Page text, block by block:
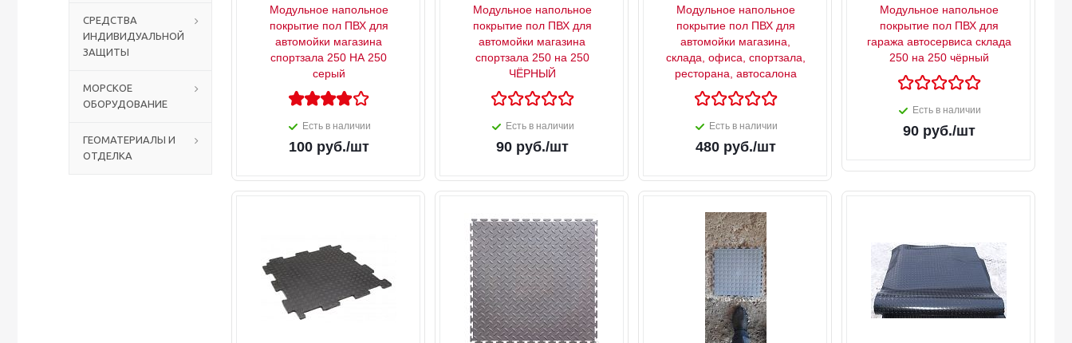
СРЕДСТВА
ИНДИВИДУАЛЬНОЙ
ЗАЩИТЫ
МОРСКОЕ
ОБОРУДОВАНИЕ
ГЕОМАТЕРИАЛЫ И
ОТДЕЛКА
Модульное напольное
покрытие пол ПВХ для
автомойки магазина
спортзала 250 НА 250
серый
Есть в наличии
100руб./шт
Модульное напольное
покрытие пол ПВХ для
автомойки магазина
спортзала 250 на 250
ЧЁРНЫЙ
Есть в наличии
90руб./шт
Модульное напольное
покрытие пол ПВХ для
автомойки магазина,
склада, офиса, спортзала,
ресторана, автосалона
Есть в наличии
480руб./шт
Модульное напольное
покрытие пол ПВХ для
гаража автосервиса склада
250 на 250 чёрный
Есть в наличии
90руб./шт
Столы с лавками
Биометрические терминалы
Аккумуляторы аккумуляторные батареи для ИБП